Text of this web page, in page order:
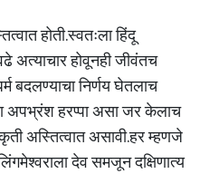
होती.स्वतःला हिंदू
अत्याचार होवूनही जीवंतच
बदलण्याचा निर्णय घेतलाच
अपभ्रंश हरप्पा असा जर केलाच
अस्तित्वात असावी.हर म्हणजे
देव समजून दक्षिणात्य